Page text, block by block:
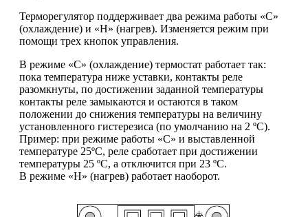
Терморегулятор поддерживает два режима работы «C»
(охлаждение) и «H» (нагрев). Изменяется режим при
помощи трех кнопок управления.
В режиме «C» (охлаждение) термостат работает так:
пока температура ниже уставки, контакты реле
разомкнуты, по достижении заданной температуры
контакты реле замыкаются и остаются в таком
положении до снижения температуры на величину
установленного гистерезиса (по умолчанию на 2 ºС).
Пример: при режиме работы «С» и выставленной
температуре 25ºС, реле сработает при достижении
температуры 25 ºС, а отключится при 23 ºС.
В режиме «H» (нагрев) работает наоборот.